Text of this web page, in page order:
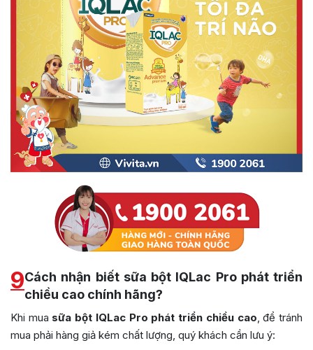
9Cách nhận biết sữa bột IQLac Pro phát triển
chiều cao chính hãng?
Khi mua sữa bột IQLac Pro phát triển chiều cao, để tránh
mua phải hàng giả kém chất lượng, quý khách cần lưu ý: